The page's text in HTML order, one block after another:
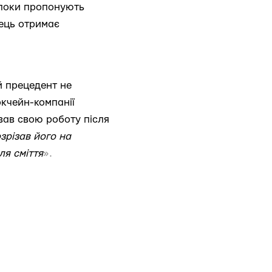
пропонують
отримає
прецедент не
компанії
свою роботу після
його на
сміття».